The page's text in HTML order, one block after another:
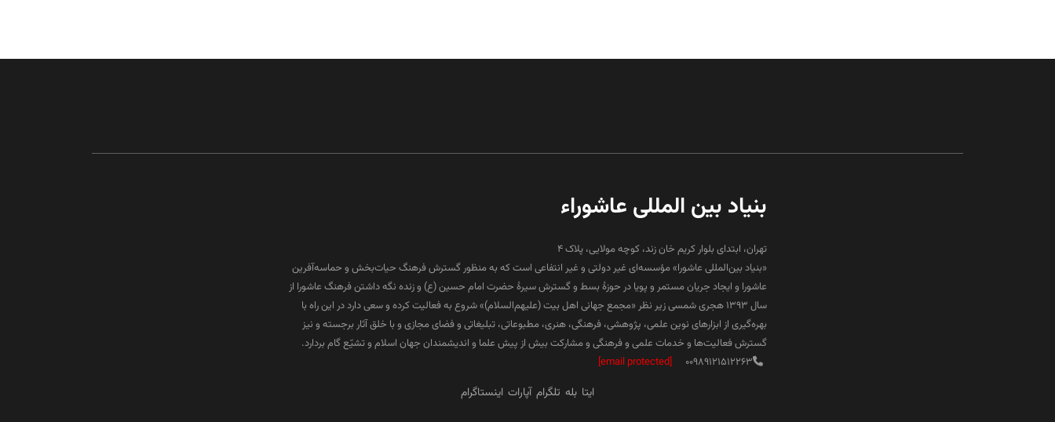
بنیاد بین المللی عاشوراء
تهران، ابتدای بلوار کریم خان زند، کوچه مولایی، پلاک 4
«بنیاد بین‌المللی عاشورا» مؤسسه‌ای غیر دولتی و غیر انتفاعی است که به منظور گسترش فرهنگ حیات‌بخش و حماسه‌آفرین
عاشورا و ایجاد جریان مستمر و پویا در حوزۀ بسط و گسترش سیرۀ حضرت امام حسین (ع) و زنده نگه داشتن فرهنگ عاشورا از
سال ۱۳۹۳ هجری شمسی زیر نظر «مجمع جهانی اهل بیت (علیهم‌السلام)» شروع به فعالیت کرده و سعی دارد در این راه با
بهره‌گیری از ابزارهای نوین علمی، پژوهشی، فرهنگی، هنری، مطبوعاتی، تبلیغاتی و فضای مجازی و با خلق آثار برجسته و نیز
گسترش فعالیت‌ها و خدمات علمی و فرهنگی و مشارکت بیش از پیش علما و اندیشمندان جهان اسلام و تشیّع گام بردارد.
00989121512263
[email protected]
ایتا بله تلگرام آپارات اینستاگرام